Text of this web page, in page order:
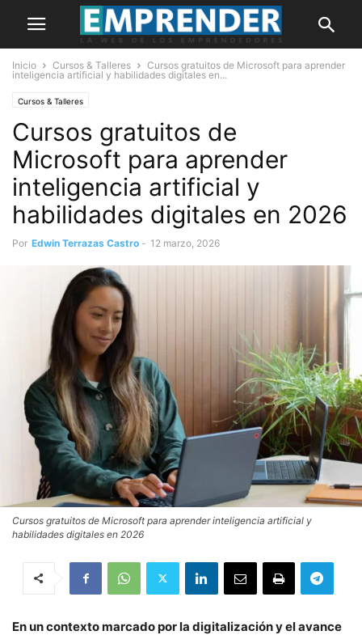
Inicio Cursos & Talleres
Cursos gratuitos de Microsoft para aprender
inteligencia artificial y habilidades digitales en...
Cursos & Talleres
Cursos gratuitos de
Microsoft para aprender
inteligencia artificial y
habilidades digitales en 2026
Por Edwin Terrazas Castro - 12 marzo, 2026
Cursos gratuitos de Microsoft para aprender inteligencia artificial y
habilidades digitales en 2026
En un contexto marcado por la digitalización y el avance